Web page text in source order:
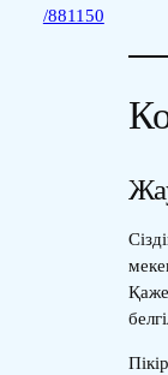
/881150